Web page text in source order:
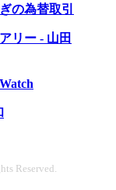
の為替取引
リー - 山田
Reserved.